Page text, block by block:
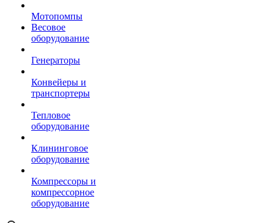
Мотопомпы
Весовое
оборудование
Генераторы
Конвейеры и
транспортеры
Тепловое
оборудование
Клининговое
оборудование
Компрессоры и
компрессорное
оборудование